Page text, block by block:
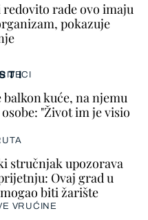
balkon kuće, na njemu
"Život im je visio
stručnjak upozorava
Ovaj grad u
biti žarište
VRUĆINE
rade ovo imaju
pokazuje